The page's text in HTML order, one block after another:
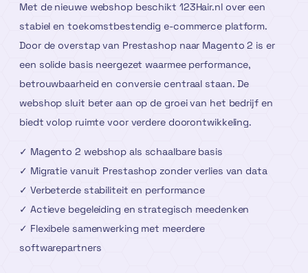
Met de nieuwe webshop beschikt 123Hair.nl over een
stabiel en toekomstbestendig e-commerce platform.
Door de overstap van Prestashop naar Magento 2 is er
een solide basis neergezet waarmee performance,
betrouwbaarheid en conversie centraal staan. De
webshop sluit beter aan op de groei van het bedrijf en
biedt volop ruimte voor verdere doorontwikkeling.
✓ Magento 2 webshop als schaalbare basis
✓ Migratie vanuit Prestashop zonder verlies van data
✓ Verbeterde stabiliteit en performance
✓ Actieve begeleiding en strategisch meedenken
✓ Flexibele samenwerking met meerdere
softwarepartners